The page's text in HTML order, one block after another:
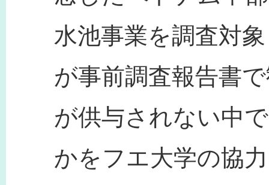
水池事業を調査対
が事前調査報告書
が供与されない中
かをフエ大学の協